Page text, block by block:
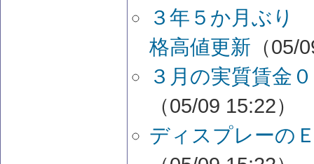
３年５か月ぶり
格高値更新 （05/
３月の実質賃金
（05/09 15:22）
ディスプレーの